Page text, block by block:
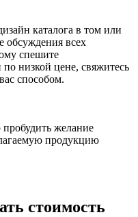
каталога в том или
обсуждения всех
спешите
низкой цене, свяжитесь
способом.
желание
продукцию
стоимость